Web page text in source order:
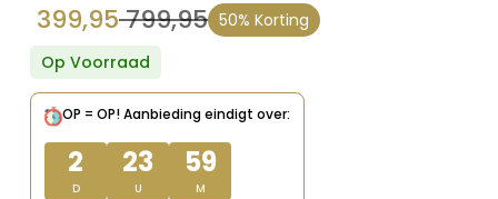
799,95
Oorspronkelijke
prijs
was:
€ 799,95.
399,95
Huidige
prijs
is:
€ 399,95.
50% Korting
Op Voorraad
OP = OP!Aanbieding eindigt over:
2
D
23
U
59
M